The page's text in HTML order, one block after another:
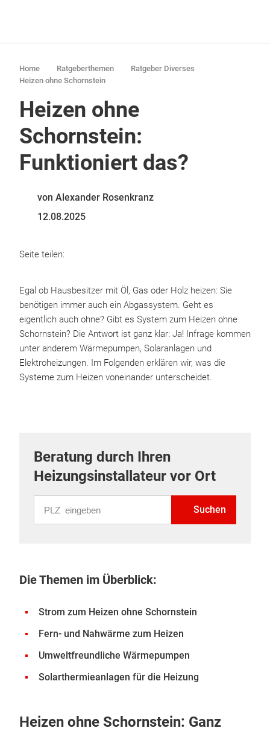
Home Ratgeberthemen
Ratgeber Diverses
Heizen ohne Schornstein
Heizen ohne
Schornstein:
Funktioniert das?
von Alexander Rosenkranz
12.08.2025
Seite teilen:
Egal ob Hausbesitzer mit Öl, Gas oder Holz heizen: Sie
benötigen immer auch ein Abgassystem. Geht es
eigentlich auch ohne? Gibt es System zum Heizen ohne
Schornstein? Die Antwort ist ganz klar: Ja! Infrage kommen
unter anderem Wärmepumpen, Solaranlagen und
Elektroheizungen. Im Folgenden erklären wir, was die
Systeme zum Heizen voneinander unterscheidet.
Beratung durch Ihren
Heizungsinstallateur vor Ort
Suchen
Die Themen im Überblick:
Strom zum Heizen ohne Schornstein
Fern- und Nahwärme zum Heizen
Umweltfreundliche Wärmepumpen
Solarthermieanlagen für die Heizung
Heizen ohne Schornstein: Ganz